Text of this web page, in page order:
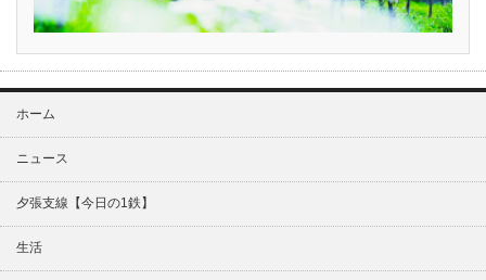
ホーム
ニュース
夕張支線【今日の1鉄】
生活